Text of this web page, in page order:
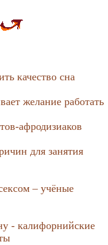
качество сна
желание работать
афродизиаков
для занятия
– учёные
- калифорнийские